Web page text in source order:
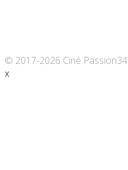
© 2017-2026 Ciné Passion34
x